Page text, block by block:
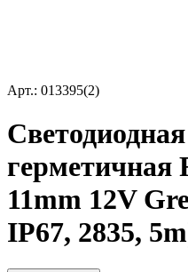
Арт.: 013395(2)
герметичная
11mm 12V
IP67, 2835,